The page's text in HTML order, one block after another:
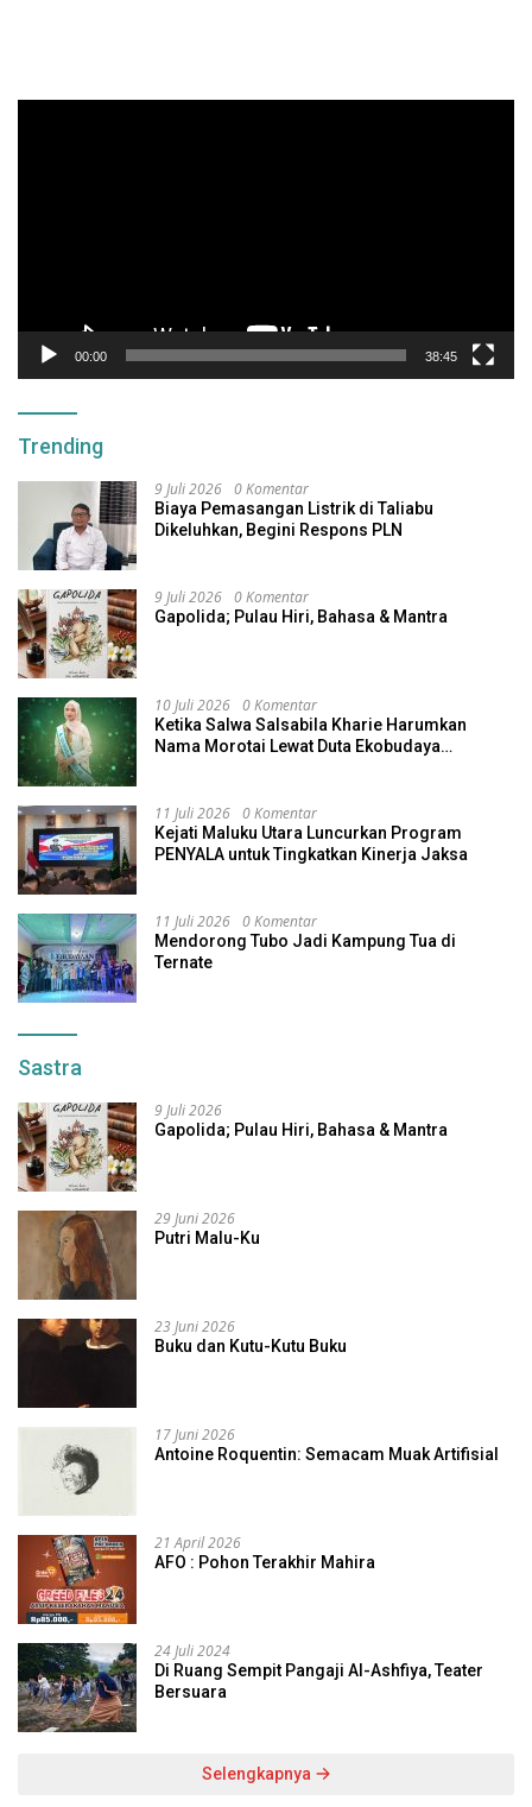
00:00 38:45
Trending
9 Juli 2026 0 Komentar
Biaya Pemasangan Listrik di Taliabu
Dikeluhkan, Begini Respons PLN
9 Juli 2026 0 Komentar
Gapolida; Pulau Hiri, Bahasa & Mantra
10 Juli 2026 0 Komentar
Ketika Salwa Salsabila Kharie Harumkan
Nama Morotai Lewat Duta Ekobudaya
11 Juli 2026 0 Komentar
Kejati Maluku Utara Luncurkan Program
PENYALA untuk Tingkatkan Kinerja Jaksa
11 Juli 2026 0 Komentar
Mendorong Tubo Jadi Kampung Tua di
Ternate
Sastra
9 Juli 2026
Gapolida; Pulau Hiri, Bahasa & Mantra
29 Juni 2026
Putri Malu-Ku
23 Juni 2026
Buku dan Kutu-Kutu Buku
17 Juni 2026
Antoine Roquentin: Semacam Muak Artifisial
21 April 2026
AFO : Pohon Terakhir Mahira
24 Juli 2024
Di Ruang Sempit Pangaji Al-Ashfiya, Teater
Bersuara
Selengkapnya